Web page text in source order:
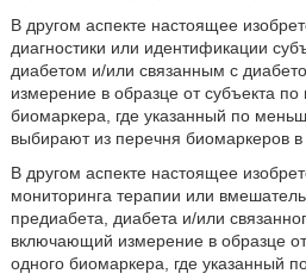
В другом аспекте настоящее
диагностики или идентификации
диабетом и/или связанным с
измерение в образце от субъекта
биомаркера, где указанный по
выбирают из перечня биомаркеров в
В другом аспекте настоящее
мониторинга терапии или
предиабета, диабета и/или
включающий измерение в образце
одного биомаркера, где указанный